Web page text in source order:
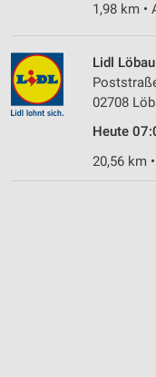
1,98 km •
Lidl Löbau
02708
Heute
20,56 km